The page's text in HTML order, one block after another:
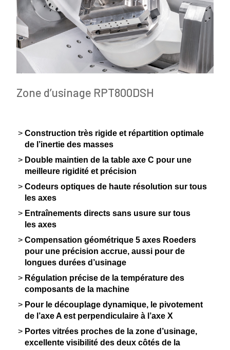
Zone d’usinage RPT800DSH
Construction très rigide et répar­tition optimale
de l’inertie des masses
Double maintien de la table axe C pour une
meilleure rigidité et précision
Codeurs optiques de haute résolution sur tous
les axes
Entraî­ne­ments directs sans usure sur tous
les axes
Compen­sation géomé­trique 5 axes Roeders
pour une précision accrue, aussi pour de
longues durées d’usinage
Régulation précise de la tempé­rature des
compo­sants de la machine
Pour le décou­plage dynamique, le pivotement
de l’axe A est perpen­di­cu­laire à l’axe X
Portes vitrées proches de la zone d’usinage,
excel­lente visibilité des deux côtés de la